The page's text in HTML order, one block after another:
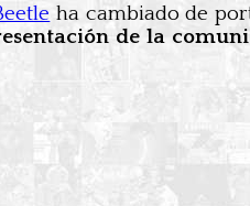
ha cambiado de
de la